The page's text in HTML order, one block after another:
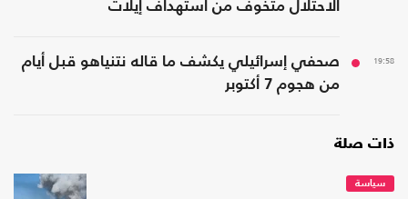
الاحتلال متخوف من استهداف إيلات
19:58
صحفي إسرائيلي يكشف ما قاله نتنياهو قبل أيام
من هجوم 7 أكتوبر
ذات صلة
سياسة